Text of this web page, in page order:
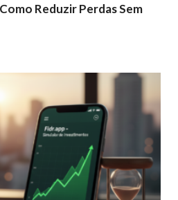
Reduzir Perdas Sem